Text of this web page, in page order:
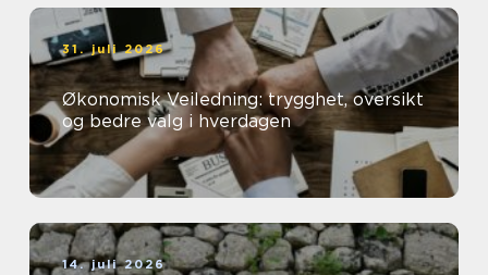
31. juli 2026
Økonomisk Veiledning: trygghet, oversikt
og bedre valg i hverdagen
14. juli 2026